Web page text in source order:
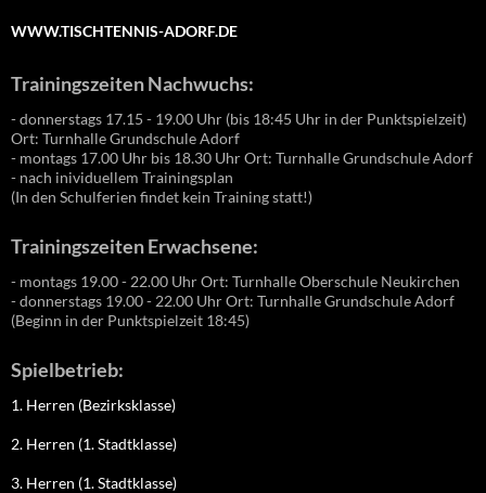
WWW.TISCHTENNIS-ADORF.DE
Trainingszeiten Nachwuchs:
- donnerstags 17.15 - 19.00 Uhr (bis 18:45 Uhr in der Punktspielzeit)
Ort: Turnhalle Grundschule Adorf
- montags 17.00 Uhr bis 18.30 Uhr Ort: Turnhalle Grundschule Adorf
- nach inividuellem Trainingsplan
(In den Schulferien findet kein Training statt!)
Trainingszeiten Erwachsene:
- montags 19.00 - 22.00 Uhr Ort: Turnhalle Oberschule Neukirchen
- donnerstags 19.00 - 22.00 Uhr Ort: Turnhalle Grundschule Adorf
(Beginn in der Punktspielzeit 18:45)
Spielbetrieb:
1. Herren (Bezirksklasse)
2. Herren (1. Stadtklasse)
3. Herren (1. Stadtklasse)